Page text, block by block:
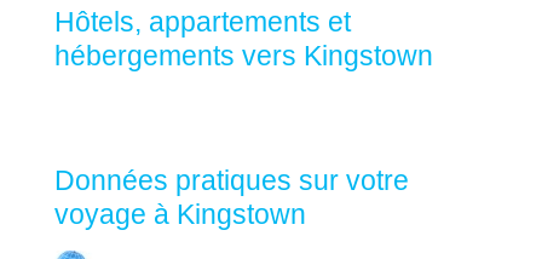
Hôtels, appartements et
hébergements vers Kingstown
Données pratiques sur votre
voyage à Kingstown